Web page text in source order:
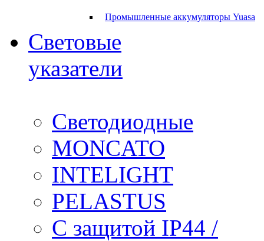
Промышленные аккумуляторы Yuasa
Световые
указатели
Светодиодные
MONCATO
INTELIGHT
PELASTUS
С защитой IP44 /